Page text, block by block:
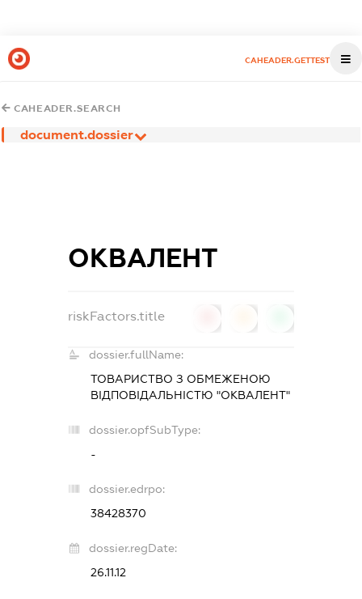
CAHEADER.GETTEST
CAHEADER.SEARCH
document.dossier
ОКВАЛЕНТ
riskFactors.title
dossier.fullName:
ТОВАРИСТВО З ОБМЕЖЕНОЮ
ВІДПОВІДАЛЬНІСТЮ "ОКВАЛЕНТ"
dossier.opfSubType:
-
dossier.edrpo:
38428370
dossier.regDate:
26.11.12